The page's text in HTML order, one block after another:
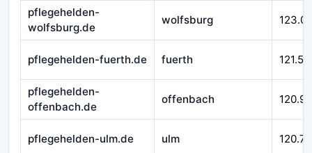
pflegehelden-
wolfsburg.de
wolfsburg
pflegehelden-fuerth.de fuerth
pflegehelden-
offenbach.de
offenbach
pflegehelden-ulm.de ulm